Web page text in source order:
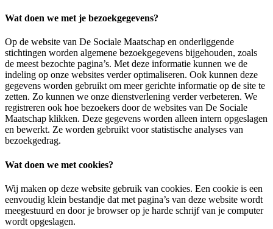
Wat doen we met je bezoekgegevens?
Op de website van De Sociale Maatschap en onderliggende
stichtingen worden algemene bezoekgegevens bijgehouden, zoals
de meest bezochte pagina’s. Met deze informatie kunnen we de
indeling op onze websites verder optimaliseren. Ook kunnen deze
gegevens worden gebruikt om meer gerichte informatie op de site te
zetten. Zo kunnen we onze dienstverlening verder verbeteren. We
registreren ook hoe bezoekers door de websites van De Sociale
Maatschap klikken. Deze gegevens worden alleen intern opgeslagen
en bewerkt. Ze worden gebruikt voor statistische analyses van
bezoekgedrag.
Wat doen we met cookies?
Wij maken op deze website gebruik van cookies. Een cookie is een
eenvoudig klein bestandje dat met pagina’s van deze website wordt
meegestuurd en door je browser op je harde schrijf van je computer
wordt opgeslagen.